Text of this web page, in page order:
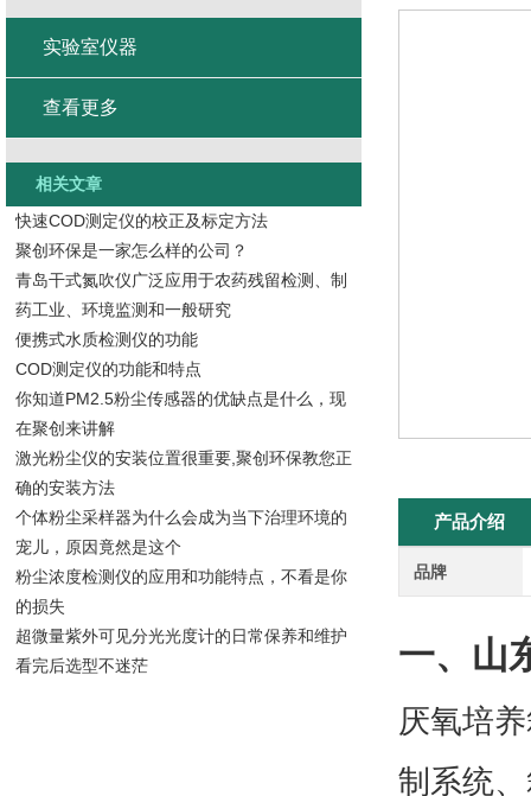
产品介绍
品牌
山东厌氧
厌氧培养箱由恒
有以下主要特点：
1、培养箱温度控
靠。
实验室仪器
查看更多
相关文章
快速COD测定仪的校正及标定方法
聚创环保是一家怎么样的公司？
青岛干式氮吹仪广泛应用于农药残留检测、制
药工业、环境监测和一般研究
便携式水质检测仪的功能
COD测定仪的功能和特点
你知道PM2.5粉尘传感器的优缺点是什么，现
在聚创来讲解
激光粉尘仪的安装位置很重要,聚创环保教您正
确的安装方法
个体粉尘采样器为什么会成为当下治理环境的
宠儿，原因竟然是这个
粉尘浓度检测仪的应用和功能特点，不看是你
的损失
超微量紫外可见分光光度计的日常保养和维护
看完后选型不迷茫